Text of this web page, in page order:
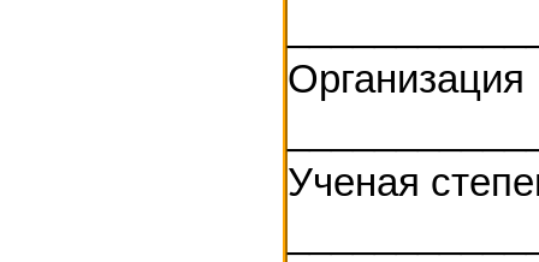
Организация
Ученая